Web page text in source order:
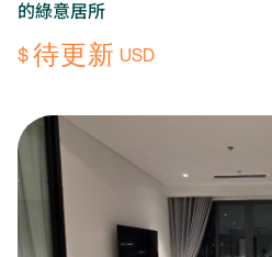
的綠意居所
$待更新 USD